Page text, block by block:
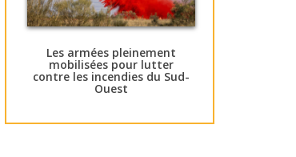
Les armées pleinement
mobilisées pour lutter
contre les incendies du Sud-
Ouest